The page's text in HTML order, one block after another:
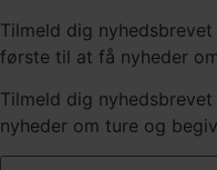
Tilmeld dig
første til at få nyheder
Tilmeld dig
nyheder om ture og